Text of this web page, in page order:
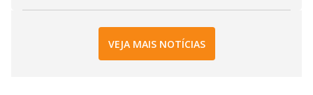
VEJA MAIS NOTÍCIAS